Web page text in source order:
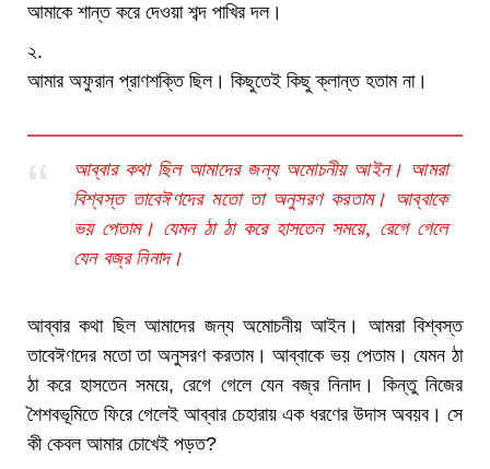
আমাকে শান্ত করে দেওয়া শব্দ পাখির দল।
২.
আমার অফুরান প্রাণশক্তি ছিল। কিছুতেই কিছু ক্লান্ত হতাম না।
আব্বার কথা ছিল আমাদের জন্য অমোচনীয় আইন। আমরা
বিশ্বস্ত তাবেঈণদের মতো তা অনুসরণ করতাম। আব্বাকে
ভয় পেতাম। যেমন ঠা ঠা করে হাসতেন সময়ে, রেগে গেলে
যেন বজ্র নিনাদ।
আব্বার কথা ছিল আমাদের জন্য অমোচনীয় আইন। আমরা বিশ্বস্ত
তাবেঈণদের মতো তা অনুসরণ করতাম। আব্বাকে ভয় পেতাম। যেমন ঠা
ঠা করে হাসতেন সময়ে, রেগে গেলে যেন বজ্র নিনাদ। কিন্তু নিজের
শৈশবভূমিতে ফিরে গেলেই আব্বার চেহারায় এক ধরণের উদাস অবয়ব। সে
কী কেবল আমার চোখেই পড়ত?